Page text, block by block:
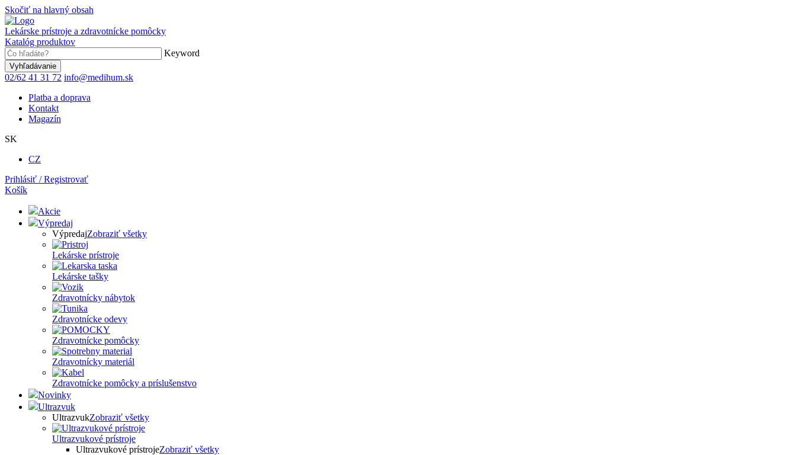
Skočiť na hlavný obsah
Lekárske prístroje a zdravotnícke pomôcky
Katalóg produktov
Keyword
02/62 41 31 72 info@medihum.sk
Platba a doprava
Kontakt
Magazín
SK
CZ
Prihlásiť / Registrovať
Košík
Akcie
Výpredaj
VýpredajZobraziť všetky
Lekárske prístroje
Lekárske tašky
Zdravotnícky nábytok
Zdravotnícke odevy
Zdravotnícke pomôcky
Zdravotnícky materiál
Zdravotnícke pomôcky a príslušenstvo
Novinky
Ultrazvuk
UltrazvukZobraziť všetky
Ultrazvukové prístroje
Ultrazvukové prístrojeZobraziť všetky